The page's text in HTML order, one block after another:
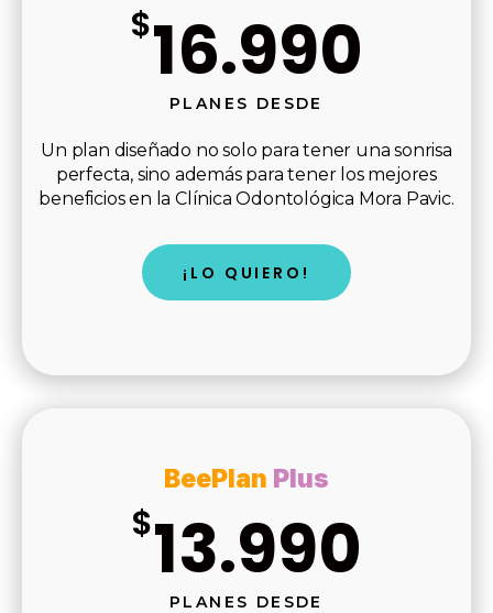
$16.990
PLANES DESDE
Un plan diseñado no solo para tener una sonrisa
perfecta, sino además para tener los mejores
beneficios en la Clínica Odontológica Mora Pavic.
¡LO QUIERO!
BeePlan Plus
$13.990
PLANES DESDE